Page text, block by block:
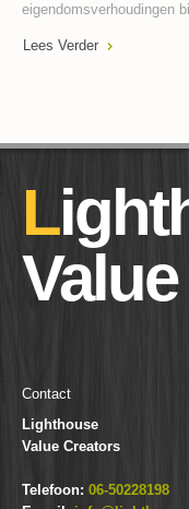
eigendomsverhoudingen
Lees Verder
Contact
Lighthouse
Value Creators
Telefoon: 06-50228198